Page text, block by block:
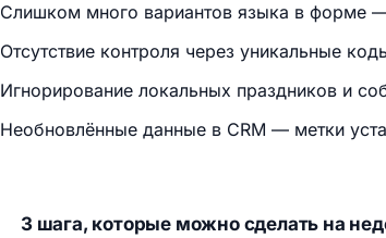
Слишком много вариантов языка в форме
Отсутствие контроля через уникальные
Игнорирование локальных праздников и
Необновлённые данные в CRM — метки
3 шага, которые можно сделать на